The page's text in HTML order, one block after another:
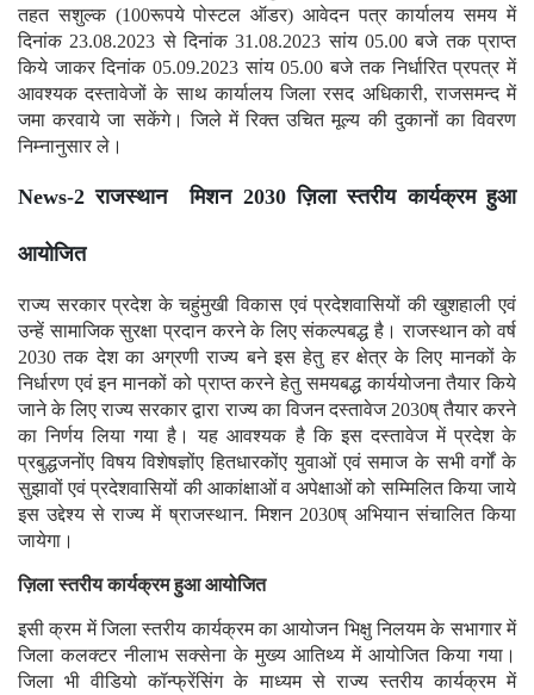
तहत सशुल्क (100रूपये पोस्टल ऑडर) आवेदन पत्र कार्यालय समय में
दिनांक 23.08.2023 से दिनांक 31.08.2023 सांय 05.00 बजे तक प्राप्त
किये जाकर दिनांक 05.09.2023 सांय 05.00 बजे तक निर्धारित प्रपत्र में
आवश्यक दस्तावेजों के साथ कार्यालय जिला रसद अधिकारी, राजसमन्द में
जमा करवाये जा सकेंगे। जिले में रिक्त उचित मूल्य की दुकानों का विवरण
निम्नानुसार ले।
News-2 राजस्थान मिशन 2030 ज़िला स्तरीय कार्यक्रम हुआ
आयोजित
राज्य सरकार प्रदेश के चहुंमुखी विकास एवं प्रदेशवासियों की खुशहाली एवं
उन्हें सामाजिक सुरक्षा प्रदान करने के लिए संकल्पबद्ध है। राजस्थान को वर्ष
2030 तक देश का अग्रणी राज्य बने इस हेतु हर क्षेत्र के लिए मानकों के
निर्धारण एवं इन मानकों को प्राप्त करने हेतु समयबद्ध कार्ययोजना तैयार किये
जाने के लिए राज्य सरकार द्वारा राज्य का विजन दस्तावेज 2030ष् तैयार करने
का निर्णय लिया गया है। यह आवश्यक है कि इस दस्तावेज में प्रदेश के
प्रबुद्धजनोंए विषय विशेषज्ञोंए हितधारकोंए युवाओं एवं समाज के सभी वर्गों के
सुझावों एवं प्रदेशवासियों की आकांक्षाओं व अपेक्षाओं को सम्मिलित किया जाये
इस उद्देश्य से राज्य में ष्राजस्थान. मिशन 2030ष् अभियान संचालित किया
जायेगा।
ज़िला स्तरीय कार्यक्रम हुआ आयोजित
इसी क्रम में जिला स्तरीय कार्यक्रम का आयोजन भिक्षु निलयम के सभागार में
जिला कलक्टर नीलाभ सक्सेना के मुख्य आतिथ्य में आयोजित किया गया।
जिला भी वीडियो कॉन्फ्रेंसिंग के माध्यम से राज्य स्तरीय कार्यक्रम में